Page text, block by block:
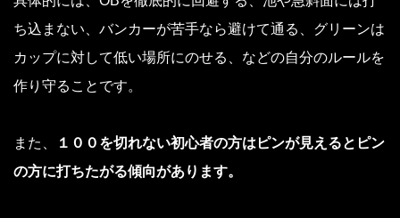
ち込まない、バンカーが苦手なら避けて通る、グリーンは
カップに対して低い場所にのせる、などの自分のルールを
作り守ることです。
また、
１００を切れない初心者の方はピンが見えるとピン
の方に打ちたがる傾向があります。